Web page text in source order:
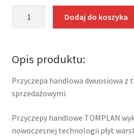
Tomplan
523T.00
DMC
2700kg
Dodaj do koszyka
Opis produktu:
Przyczepa handlowa dwuosiowa z
sprzedażowymi.
Przyczepy handlowe TOMPLAN
nowoczesnej technologii płyt